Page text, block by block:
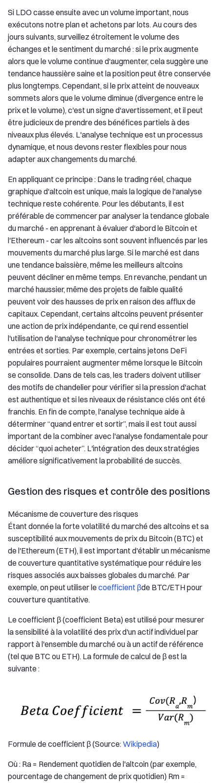
Si LDO casse ensuite avec un volume important, nous
exécutons notre plan et achetons par lots. Au cours des
jours suivants, surveillez étroitement le volume des
échanges et le sentiment du marché : si le prix augmente
alors que le volume continue d'augmenter, cela suggère une
tendance haussière saine et la position peut être conservée
plus longtemps. Cependant, si le prix atteint de nouveaux
sommets alors que le volume diminue (divergence entre le
prix et le volume), c'est un signe d'avertissement, et il peut
être judicieux de prendre des bénéfices partiels à des
niveaux plus élevés. L'analyse technique est un processus
dynamique, et nous devons rester flexibles pour nous
adapter aux changements du marché.
En appliquant ce principe : Dans le trading réel, chaque
graphique d'altcoin est unique, mais la logique de l'analyse
technique reste cohérente. Pour les débutants, il est
préférable de commencer par analyser la tendance globale
du marché - en apprenant à évaluer d'abord le Bitcoin et
l'Ethereum - car les altcoins sont souvent influencés par les
mouvements du marché plus large. Si le marché est dans
une tendance baissière, même les meilleurs altcoins
peuvent décliner en même temps. En revanche, pendant un
marché haussier, même des projets de faible qualité
peuvent voir des hausses de prix en raison des afflux de
capitaux. Cependant, certains altcoins peuvent présenter
une action de prix indépendante, ce qui rend essentiel
l'utilisation de l'analyse technique pour chronométrer les
entrées et sorties. Par exemple, certains jetons DeFi
populaires pourraient augmenter même lorsque le Bitcoin
se consolide. Dans de tels cas, les traders doivent utiliser
des motifs de chandelier pour vérifier si la pression d'achat
est authentique et si les niveaux de résistance clés ont été
franchis. En fin de compte, l'analyse technique aide à
déterminer “quand entrer et sortir”, mais il est tout aussi
important de la combiner avec l'analyse fondamentale pour
décider “quoi acheter”. L'intégration des deux stratégies
améliore significativement la probabilité de succès.
Gestion des risques et contrôle des positions
Mécanisme de couverture des risques
Étant donnée la forte volatilité du marché des altcoins et sa
susceptibilité aux mouvements de prix du Bitcoin (BTC) et
de l'Ethereum (ETH), il est important d'établir un mécanisme
de couverture quantitative systématique pour réduire les
risques associés aux baisses globales du marché. Par
exemple, on peut utiliser lecoefficient βde BTC/ETH pour
couverture quantitative.
Le coefficient β (coefficient Beta) est utilisé pour mesurer
la sensibilité à la volatilité des prix d'un actif individuel par
rapport à l'ensemble du marché ou à un actif de référence
(tel que BTC ou ETH). La formule de calcul de β est la
suivante :
Formule de coefficient β (Source:Wikipedia)
Où : Ra = Rendement quotidien de l'altcoin (par exemple,
pourcentage de changement de prix quotidien) Rm =